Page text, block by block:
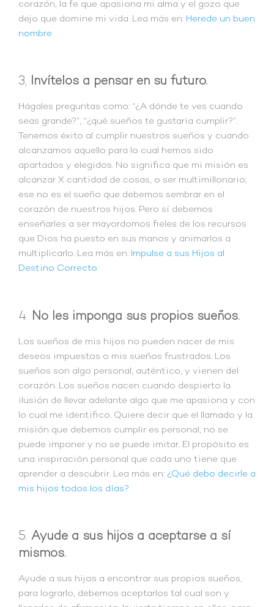
corazón, la fe que apasiona mi alma y el gozo que
dejo que domine mi vida. Lea más en: Herede un buen
nombre
3, Invítelos a pensar en su futuro.
Hágales preguntas como: “¿A dónde te ves cuando
seas grande?”, “¿qué sueños te gustaría cumplir?”.
Tenemos éxito al cumplir nuestros sueños y cuando
alcanzamos aquello para lo cual hemos sido
apartados y elegidos. No significa que mi misión es
alcanzar X cantidad de cosas, o ser multimillonario;
ese no es el sueño que debemos sembrar en el
corazón de nuestros hijos. Pero sí debemos
enseñarles a ser mayordomos fieles de los recursos
que Dios ha puesto en sus manos y animarlos a
multiplicarlo. Lea más en: Impulse a sus Hijos al
Destino Correcto
4. No les imponga sus propios sueños.
Los sueños de mis hijos no pueden nacer de mis
deseos impuestos o mis sueños frustrados. Los
sueños son algo personal, auténtico, y vienen del
corazón. Los sueños nacen cuando despierto la
ilusión de llevar adelante algo que me apasiona y con
lo cual me identifico. Quiere decir que el llamado y la
misión que debemos cumplir es personal, no se
puede imponer y no se puede imitar. El propósito es
una inspiración personal que cada uno tiene que
aprender a descubrir. Lea más en: ¿Qué debo decirle a
mis hijos todos los días?
5. Ayude a sus hijos a aceptarse a sí
mismos.
Ayude a sus hijos a encontrar sus propios sueños,
para lograrlo, debemos aceptarlos tal cual son y